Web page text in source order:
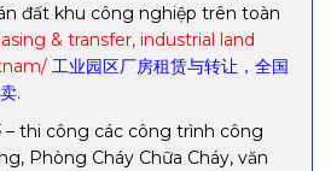
đất khu công nghiệp trên toàn
& transfer, industrial land
工业园区厂房租赁与转让，全国
.
– thi công các công trình công
Phòng Cháy Chữa Cháy, văn